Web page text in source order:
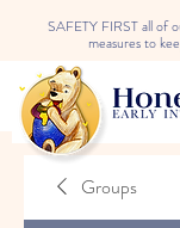
SAFETY FIRST all of
measures to
Groups